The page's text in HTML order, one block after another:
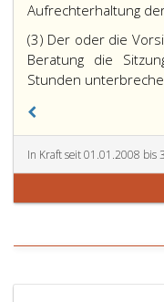
Aufrechterhaltung
(3) Der oder die
Beratung die
Stunden
In Kraft seit 01.01.2008 bis